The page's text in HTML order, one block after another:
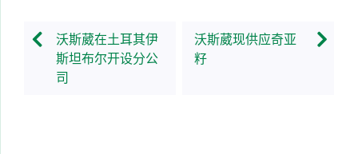
沃斯葳在土耳其伊
斯坦布尔开设分公
司
沃斯葳现供应奇亚
籽